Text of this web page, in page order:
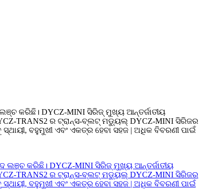
କରିଛି। DYCZ-MINI ସିରିଜ୍ ମୁଖ୍ୟ ଆନ୍ତର୍ଜାତୀୟ
TRANS2 ର ଟ୍ରାନ୍ସ-ବ୍ଲଟ୍ ମଡ୍ୟୁଲ୍ DYCZ-MINI ସିରିଜର
ବହୁମୁଖୀ ଏବଂ ଏକତ୍ର ହେବା ସହଜ | ଅଧିକ ବିବରଣୀ ପାଇଁ